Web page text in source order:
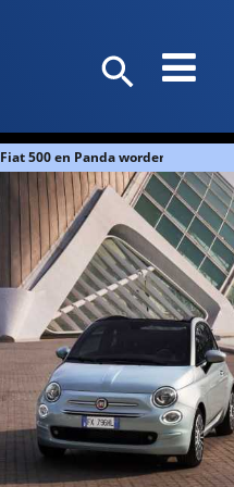
Fiat 500 en Panda worden mild-